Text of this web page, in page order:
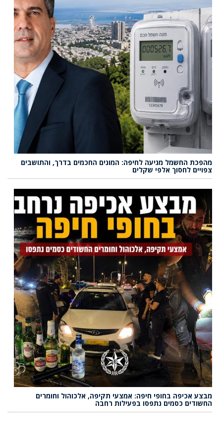
מהפכת החשמל מגיעה לחיפה: המונים החכמים בדרך, והתושבים
צפויים לחסוך אלפי שקלים
מבצע אכיפה בחופי חיפה: אמצעי תקיפה, אלכוהול וחומרים
החשודים כסמים נתפסו בפעילות רחבה